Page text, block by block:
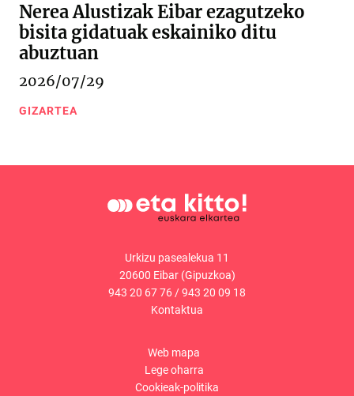
Nerea Alustizak Eibar ezagutzeko
bisita gidatuak eskainiko ditu
abuztuan
2026/07/29
GIZARTEA
Urkizu pasealekua 11
20600 Eibar (Gipuzkoa)
943 20 67 76/943 20 09 18
Kontaktua
Web mapa
Lege oharra
Cookieak-politika